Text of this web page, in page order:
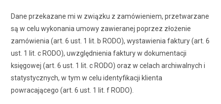
Dane przekazane mi w związku z zamówieniem, przetwarzane
są w celu wykonania umowy zawieranej poprzez złożenie
zamówienia (art. 6 ust. 1 lit. b RODO), wystawienia faktury (art. 6
ust. 1 lit. c RODO), uwzględnienia faktury w dokumentacji
księgowej (art. 6 ust. 1 lit. c RODO) oraz w celach archiwalnych i
statystycznych, w tym w celu identyfikacji klienta
powracającego (art. 6 ust. 1 lit. f RODO).